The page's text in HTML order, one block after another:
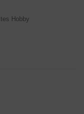
Hobby